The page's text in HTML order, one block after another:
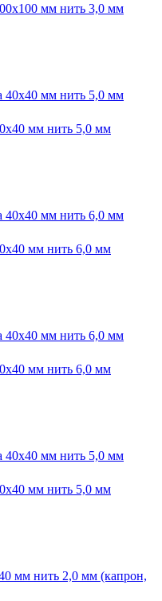
мм нить 3,0 мм
мм нить 5,0 мм
мм нить 6,0 мм
мм нить 6,0 мм
мм нить 5,0 мм